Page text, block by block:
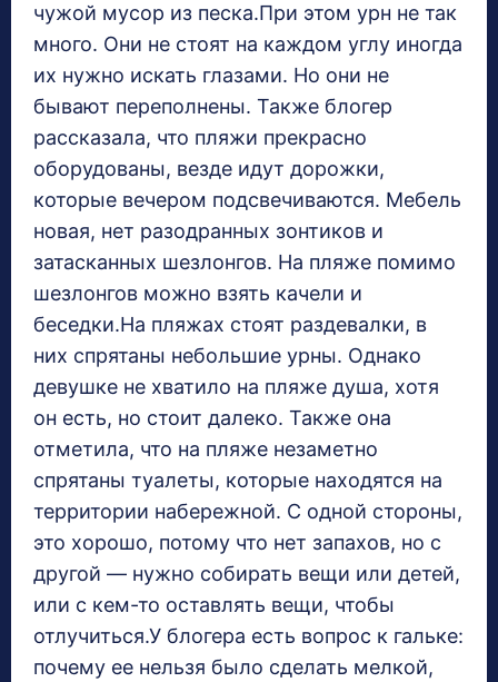
чужой мусор из песка.При этом урн не так
много. Они не стоят на каждом углу иногда
их нужно искать глазами. Но они не
бывают переполнены. Также блогер
рассказала, что пляжи прекрасно
оборудованы, везде идут дорожки,
которые вечером подсвечиваются. Мебель
новая, нет разодранных зонтиков и
затасканных шезлонгов. На пляже помимо
шезлонгов можно взять качели и
беседки.На пляжах стоят раздевалки, в
них спрятаны небольшие урны. Однако
девушке не хватило на пляже душа, хотя
он есть, но стоит далеко. Также она
отметила, что на пляже незаметно
спрятаны туалеты, которые находятся на
территории набережной. С одной стороны,
это хорошо, потому что нет запахов, но с
другой — нужно собирать вещи или детей,
или с кем-то оставлять вещи, чтобы
отлучиться.У блогера есть вопрос к гальке:
почему ее нельзя было сделать мелкой,